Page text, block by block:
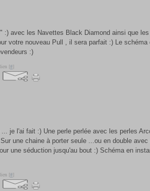
:) avec les Navettes Black Diamond ainsi que les
votre nouveau Pull , il sera parfait :) Le schéma
:)
[#]
je l'ai fait :) Une perle perlée avec les perles
une chaine à porter seule ...ou en double avec
une séduction jusqu'au bout :) Schéma en
[#]